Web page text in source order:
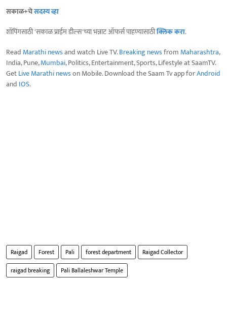
सकाळ+चेसदस्य व्हा
शॉपिंगसाठी 'सकाळ प्राईम डील्स'च्या भन्नाट ऑफर्स पाहण्यासाठीक्लिक करा.
Read Marathi newsand watch Live TV.Breaking newsfrom Maharashtra,
India, Pune,Mumbai, Politics, Entertainment, Sports, Lifestyle at SaamTV.
GetLive Marathi newson Mobile. Download the Saam Tv app forAndroid
and IOS.
Raigad Forest Pali forest department
Raigad Collector
raigad breaking
Pali Ballaleshwar Temple